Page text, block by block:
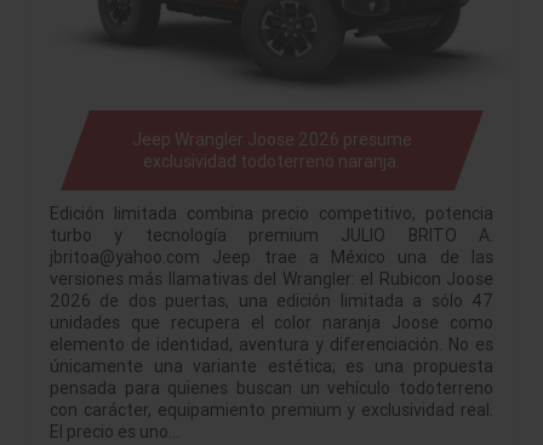
Jeep Wrangler Joose 2026 presume
exclusividad todoterreno naranja.
Edición limitada combina precio competitivo, potencia
turbo y tecnología premium JULIO BRITO A.
jbritoa@yahoo.com Jeep trae a México una de las
versiones más llamativas del Wrangler: el Rubicon Joose
2026 de dos puertas, una edición limitada a sólo 47
unidades que recupera el color naranja Joose como
elemento de identidad, aventura y diferenciación. No es
únicamente una variante estética; es una propuesta
pensada para quienes buscan un vehículo todoterreno
con carácter, equipamiento premium y exclusividad real.
El precio es uno…